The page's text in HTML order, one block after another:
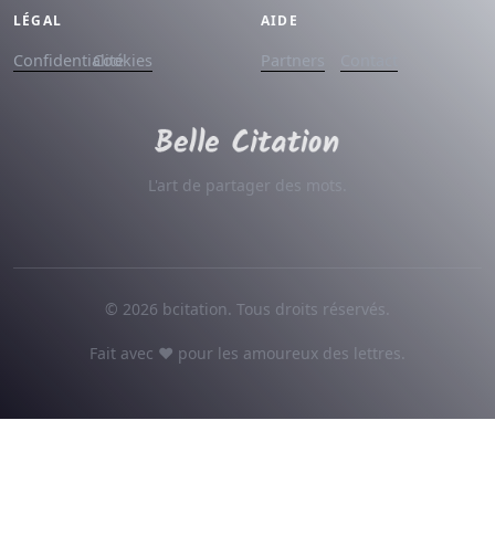
LÉGAL
ConfidentialitéCookies
AIDE
Partners
L'art de partager des mots.
© 2026 bcitation. Tous droits réservés.
Fait avec ♥ pour les amoureux des lettres.